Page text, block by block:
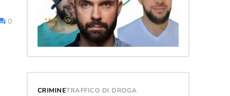
0
CRIMINETRAFFICO DI DROGA